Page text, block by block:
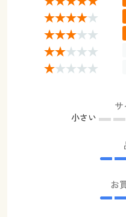
ご利用ガイド
よくある質問とお問い
サ
小さい
お